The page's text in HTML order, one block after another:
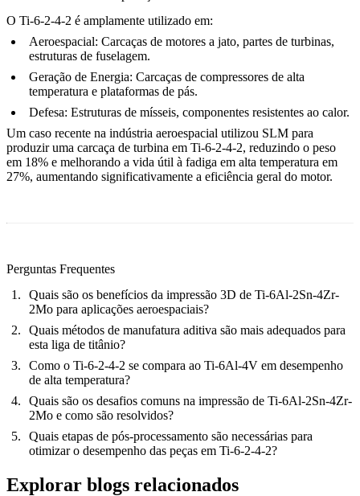
O Ti-6-2-4-2 é amplamente utilizado em:
Aeroespacial: Carcaças de motores a jato, partes de turbinas,
estruturas de fuselagem.
Geração de Energia: Carcaças de compressores de alta
temperatura e plataformas de pás.
Defesa: Estruturas de mísseis, componentes resistentes ao calor.
Um caso recente na indústria aeroespacial utilizou SLM para
produzir uma carcaça de turbina em Ti-6-2-4-2, reduzindo o peso
em 18% e melhorando a vida útil à fadiga em alta temperatura em
27%, aumentando significativamente a eficiência geral do motor.
Perguntas Frequentes
Quais são os benefícios da impressão 3D de Ti-6Al-2Sn-4Zr-
2Mo para aplicações aeroespaciais?
Quais métodos de manufatura aditiva são mais adequados para
esta liga de titânio?
Como o Ti-6-2-4-2 se compara ao Ti-6Al-4V em desempenho
de alta temperatura?
Quais são os desafios comuns na impressão de Ti-6Al-2Sn-4Zr-
2Mo e como são resolvidos?
Quais etapas de pós-processamento são necessárias para
otimizar o desempenho das peças em Ti-6-2-4-2?
Explorar blogs relacionados